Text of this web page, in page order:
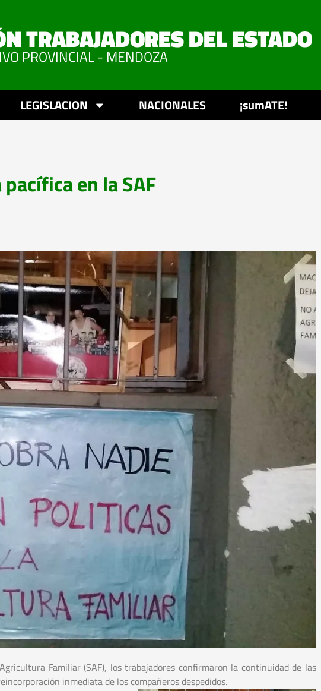
TRABAJADORES DEL ESTADO
PROVINCIAL - MENDOZA
LEGISLACION NACIONALES ¡sumATE!
en la SAF
Familiar (SAF), los trabajadores confirmaron la continuidad de las
inmediata de los compañeros despedidos.